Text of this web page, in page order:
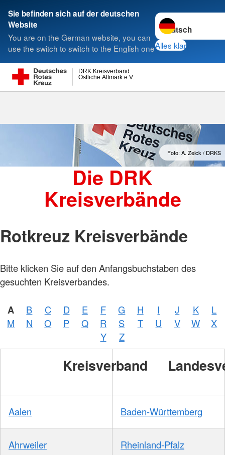
Sie befinden sich auf der deutschen
Website
You are on the German website, you can
use the switch to switch to the English one
Sprache wechseln
Alles klar
Östliche Altmark e.V.
DRK Kreisverband
Suche
Kreisverbände
Foto: A. Zelck / DRKS
Die DRK
Kreisverbände
Rotkreuz Kreisverbände
Bitte klicken Sie auf den Anfangsbuchstaben des
gesuchten Kreisverbandes.
A B C D E F G H I J K
L
M
N O P Q R S T U V W
X
Y
Z
Kreisverband
Aalen Baden-Württemberg
Ahrweiler Rheinland-Pfalz